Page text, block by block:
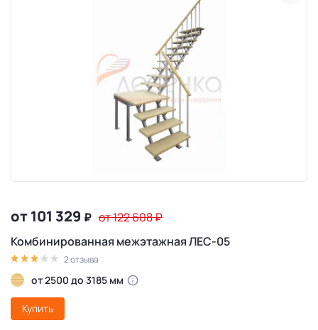
от 101 329 ₽ от 122 608₽
Комбинированная межэтажная ЛЕС-05
2 отзыва
от 2500 до 3185 мм
Купить